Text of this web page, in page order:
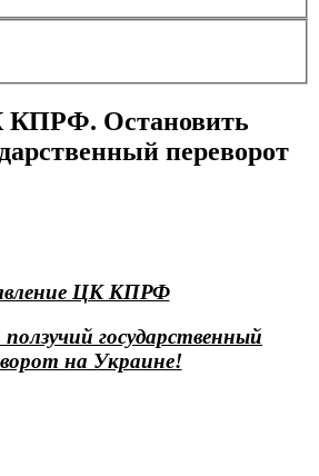
КПРФ. Остановить
переворот
ЦК КПРФ
государственный
на Украине!